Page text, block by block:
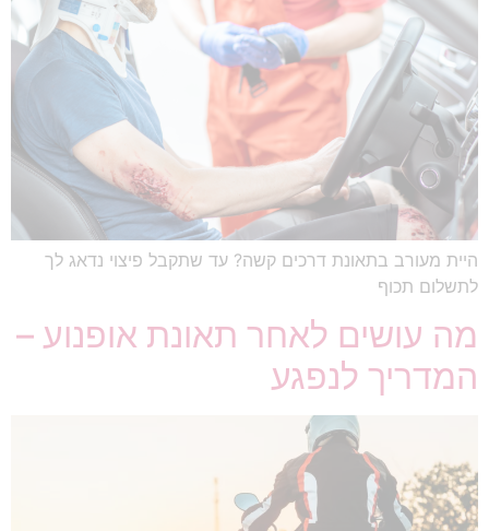
היית מעורב בתאונת דרכים קשה? עד שתקבל פיצוי נדאג לך
לתשלום תכוף
מה עושים לאחר תאונת אופנוע –
המדריך לנפגע